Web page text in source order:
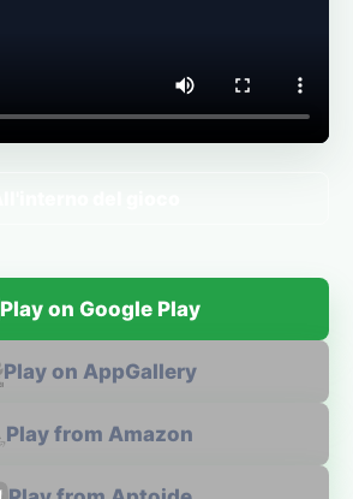
Play on Google Play
Play on AppGallery
Play from Amazon